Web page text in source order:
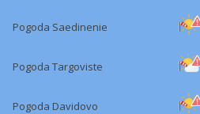
Pogoda Saedinenie
Pogoda Targoviste
Pogoda Davidovo